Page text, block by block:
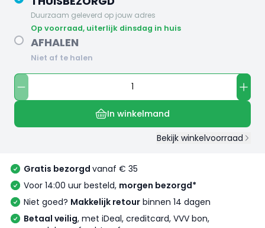
Duurzaam geleverd op jouw adres
op voorraad, uiterlijk dinsdag in huis
AFHALEN
Niet af te halen
In winkelmand
Bekijk winkelvoorraad
Gratis bezorgd vanaf € 35
Voor 14:00 uur besteld, morgen bezorgd*
Niet goed? Makkelijk retour binnen 14 dagen
Betaal veilig, met iDeal, creditcard, VVV bon,